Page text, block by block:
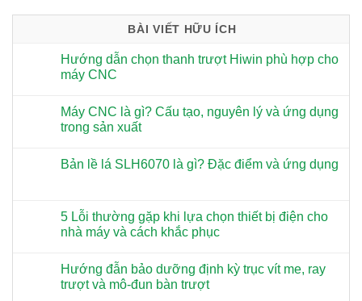
BÀI VIẾT HỮU ÍCH
Hướng dẫn chọn thanh trượt Hiwin phù hợp cho
máy CNC
Máy CNC là gì? Cấu tạo, nguyên lý và ứng dụng
trong sản xuất
Bản lề lá SLH6070 là gì? Đặc điểm và ứng dụng
5 Lỗi thường gặp khi lựa chọn thiết bị điện cho
nhà máy và cách khắc phục
Hướng đẫn bảo dưỡng định kỳ trục vít me, ray
trượt và mô-đun bàn trượt